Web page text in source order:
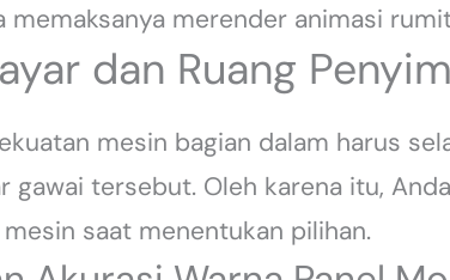
memaksanya merender animasi
dan Ruang
mesin bagian dalam harus
gawai tersebut. Oleh karena itu,
saat menentukan pilihan.